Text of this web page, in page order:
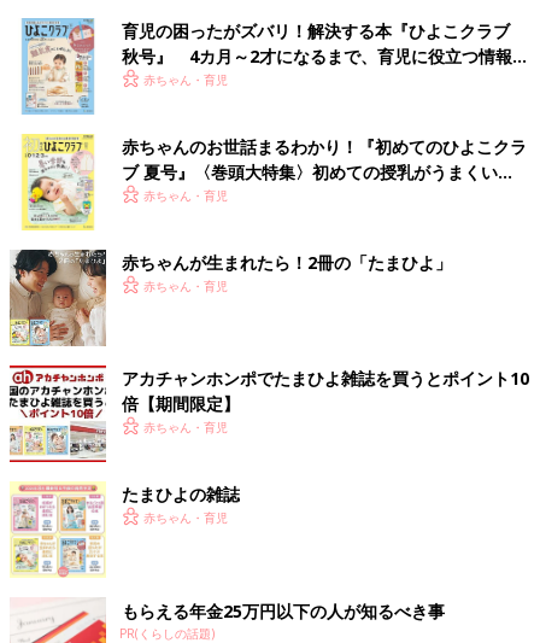
育児の困ったがズバリ！解決する本『ひよこクラブ
秋号』 4カ月～2才になるまで、育児に役立つ情報が
いっぱい！
赤ちゃん・育児
赤ちゃんのお世話まるわかり！『初めてのひよこクラ
ブ 夏号』〈巻頭大特集〉初めての授乳がうまくい
く！ おっぱい・ミルクの基本と夏のトラブル 解決テ
赤ちゃん・育児
赤ちゃんが生まれたら！2冊の「たまひよ」
赤ちゃん・育児
アカチャンホンポでたまひよ雑誌を買うとポイント10
倍【期間限定】
赤ちゃん・育児
たまひよの雑誌
赤ちゃん・育児
もらえる年金25万円以下の人が知るべき事
PR(くらしの話題)